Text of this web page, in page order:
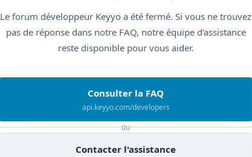
Le forum développeur Keyyo a été fermé. Si vous ne trouvez
pas de réponse dans notre FAQ, notre équipe d'assistance
reste disponible pour vous aider.
Consulter la FAQ
api.keyyo.com/developers
ou
Contacter l'assistance